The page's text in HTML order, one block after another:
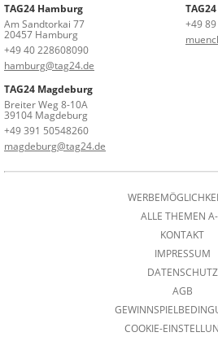
TAG24 Hamburg
Am Sandtorkai 77
20457 Hamburg
+49 40 228608090
hamburg@tag24.de
+49
TAG24 Magdeburg
Breiter Weg 8-10A
39104 Magdeburg
+49 391 50548260
magdeburg@tag24.de
ALLE THEMEN
KONTAKT
IMPRESSUM
DATENSCHUTZ
AGB
COOKIE-